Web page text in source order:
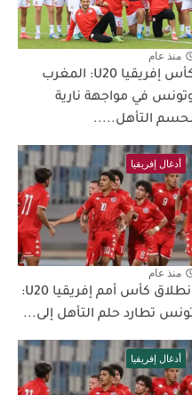
منذ عام
كأس إفريقيا U20: المغرب
في مواجهة نارية
التأهل.....
أدغال إفريقيا
منذ عام
انطلاق كأس أمم إفريقيا U20:
تطارد حلم التأهل إلى...
أدغال إفريقيا